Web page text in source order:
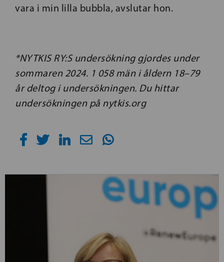
vara i min lilla bubbla, avslutar hon.
*NYTKIS RY:S undersökning gjordes under
sommaren 2024. 1 058 män i åldern 18–79
år deltog i undersökningen. Du hittar
undersökningen på nytkis.org